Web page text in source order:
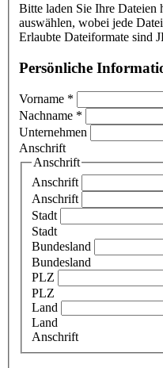
Bitte laden Sie Ihre Dateien
auswählen, wobei jede
Erlaubte Dateiformate sind
Persönliche
Vorname *
Nachname *
Unternehmen
Anschrift
Anschrift
Anschrift
Anschrift
Stadt
Stadt
Bundesland
Bundesland
PLZ
PLZ
Land
Land
Anschrift